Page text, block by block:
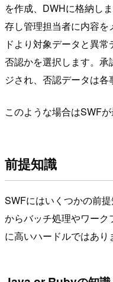
を作成、DWHに格納し
存し管理担当者に内容
ドより対象データと異
否認かを選択します。
ジされ、否認データは各
このような場合はSWFが
前提知識
SWFにはいくつかの前
からバッチ処理やワー
に高いハードルではあり